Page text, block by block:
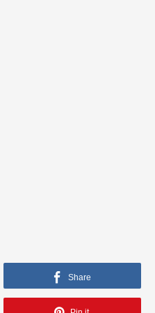
Share